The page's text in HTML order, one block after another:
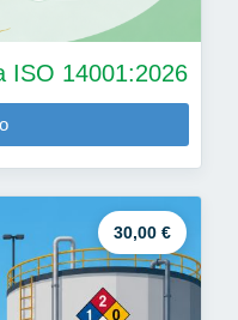
ISO 14001:2026
30,00 €